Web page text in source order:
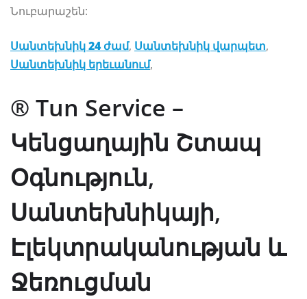
Նուբարաշեն:
Սանտեխնիկ24 ժամ, Սանտեխնիկ վարպետ,
Սանտեխնիկ երեւանում,
® Tun Service –
Կենցաղային Շտապ
Օգնություն,
Սանտեխնիկայի,
Էլեկտրականության և
Ջեռուցման